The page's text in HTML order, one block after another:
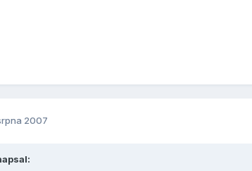
2007